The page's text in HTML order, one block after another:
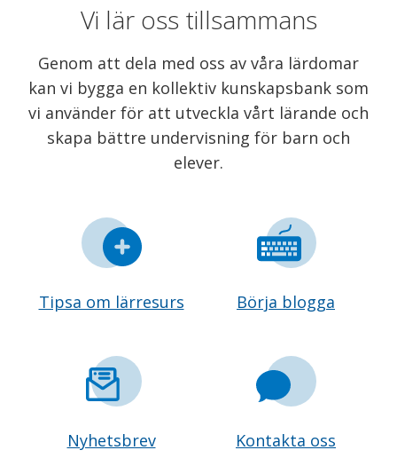
Vi lär oss tillsammans
Genom att dela med oss av våra lärdomar
kan vi bygga en kollektiv kunskapsbank som
vi använder för att utveckla vårt lärande och
skapa bättre undervisning för barn och
elever.
Tipsa om lärresurs Börja blogga
Nyhetsbrev Kontakta oss